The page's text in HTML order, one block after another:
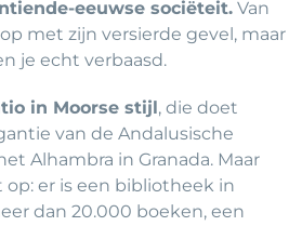
eeuwse sociëteit. Van
met zijn versierde gevel, maar
je echt verbaasd.
in Moorse stijl , die doet
van de Andalusische
Alhambra in Granada. Maar
er is een bibliotheek in
dan 20.000 boeken, een